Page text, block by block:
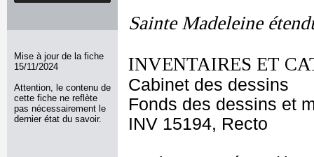
Mise à jour de la fiche
15/11/2024
Attention, le contenu de
cette fiche ne reflète
pas nécessairement le
dernier état du savoir.
Sainte Madeleine
INVENTAIRES ET
Cabinet des dessins
Fonds des dessins et
INV 15194, Recto